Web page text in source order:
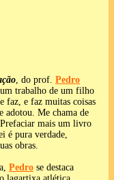
, do prof. Pedro
trabalho de um filho
faz, e faz muitas coisas
adotou. Me chama de
. Prefaciar mais um livro
é pura verdade,
obras.
Pedro se destaca